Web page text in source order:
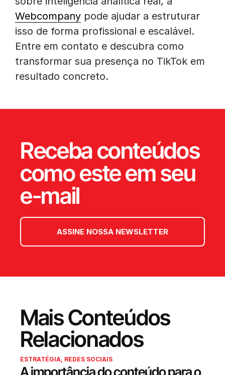
Webcompany pode ajudar a estruturar
isso de forma profissional e escalável.
Entre em contato e descubra como
transformar sua presença no TikTok em
resultado concreto.
Receba conteúdos
como este em seu
e-mail
ASSINE NOSSA NEWSLETTER
Mais Conteúdos
Relacionados
ESTRATÉGIA, REDES SOCIAIS
A importância do conteúdo para o